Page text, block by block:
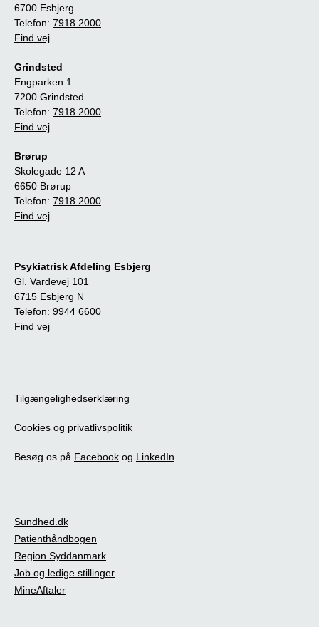
6700 Esbjerg
Telefon: 7918 2000
Find vej
Grindsted
Engparken 1
7200 Grindsted
Telefon: 7918 2000
Find vej
Brørup
Skolegade 12 A
6650 Brørup
Telefon: 7918 2000
Find vej
Psykiatrisk Afdeling Esbjerg
Gl. Vardevej 101
6715 Esbjerg N
Telefon: 9944 6600
Find vej
Tilgængelighedserklæring
Cookies og privatlivspolitik
Besøg os på Facebook og LinkedIn
Sundhed.dk
Patienthåndbogen
Region Syddanmark
Job og ledige stillinger
MineAftaler